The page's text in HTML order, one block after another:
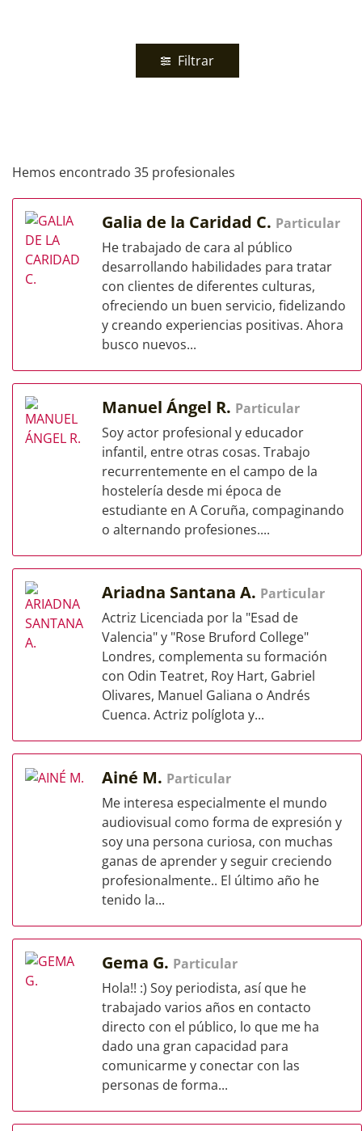
Filtrar
Hemos encontrado 35 profesionales
Galia de la Caridad C. Particular
He trabajado de cara al público
desarrollando habilidades para tratar
con clientes de diferentes culturas,
ofreciendo un buen servicio, fidelizando
y creando experiencias positivas. Ahora
busco nuevos...
Manuel Ángel R. Particular
Soy actor profesional y educador
infantil, entre otras cosas. Trabajo
recurrentemente en el campo de la
hostelería desde mi época de
estudiante en A Coruña, compaginando
o alternando profesiones....
Ariadna Santana A. Particular
Actriz Licenciada por la "Esad de
Valencia" y "Rose Bruford College"
Londres, complementa su formación
con Odin Teatret, Roy Hart, Gabriel
Olivares, Manuel Galiana o Andrés
Cuenca. Actriz políglota y...
Ainé M. Particular
Me interesa especialmente el mundo
audiovisual como forma de expresión y
soy una persona curiosa, con muchas
ganas de aprender y seguir creciendo
profesionalmente.. El último año he
tenido la...
Gema G. Particular
Hola!! :) Soy periodista, así que he
trabajado varios años en contacto
directo con el público, lo que me ha
dado una gran capacidad para
comunicarme y conectar con las
personas de forma...